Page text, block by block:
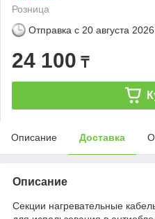
Розница
Отправка с 20 августа 2026
24 100 ₸
Описание Доставка
Описание
Секции нагревательные